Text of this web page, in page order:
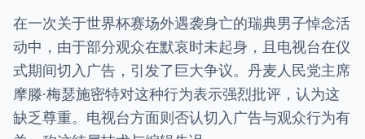
在一次关于世界杯赛场外遇袭身亡的瑞典男子悼念活
动中，由于部分观众在默哀时未起身，且电视台在仪
式期间切入广告，引发了巨大争议。丹麦人民党主席
摩滕·梅瑟施密特对这种行为表示强烈批评，认为这
缺乏尊重。电视台方面则否认切入广告与观众行为有